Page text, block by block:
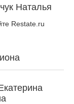
Наталья
Restate.ru